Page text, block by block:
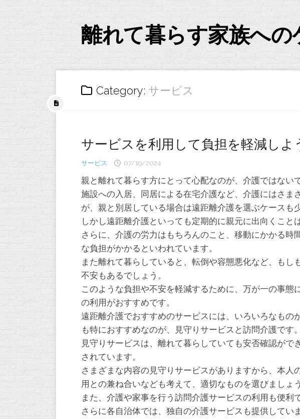
離れて暮らす家族への
Category: サービス
サービスを利用して負担を軽減しよ
サービス 07/19/2024
親と離れて暮らす方にとって心配なのが、介護ではない
施設への入居、同居による在宅介護など、介護にはさま
が、親と別居している場合は遠距離介護を選ぶケースも
しかし遠距離介護といっても定期的に親元に出向くこと
さらに、介護の労力はもちろんのこと、移動にかかる時
な負担がかかるといわれています。
また離れて暮らしていると、転倒や容態悪化など、もし
不安もあるでしょう。
このような負担や不安を軽減するために、万が一の事態
の利用がおすすめです。
遠距離介護でおすすめのサービスには、いろいろなもの
も特におすすめなのが、見守りサービスと訪問介護です。
見守りサービスは、離れて暮らしていても安否確認がで
されています。
さまざまな内容の見守りサービスがありますから、本人
用との兼ね合いなども考えて、適切なものを選びましょう
また、介護や家事を行う訪問介護サービスの利用も便利で
さらに各自治体では、独自の介護サービスも提供していま